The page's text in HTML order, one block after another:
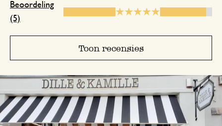
Beoordeling
(5)
Toon recensies